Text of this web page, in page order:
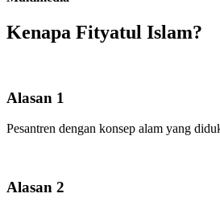
Kenapa Fityatul Islam?
Alasan 1
Pesantren dengan konsep alam yang
Alasan 2